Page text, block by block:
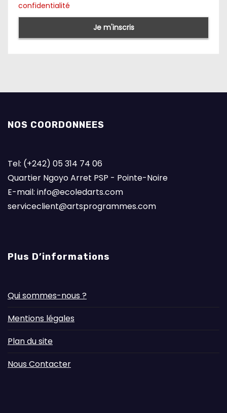
confidentialité
NOS COORDONNEES
Tel: (+242) 05 314 74 06
Quartier Ngoyo Arret PSP - Pointe-Noire
E-mail: info@ecoledarts.com
serviceclient@artsprogrammes.com
Plus D’informations
Qui sommes-nous ?
Mentions légales
Plan du site
Nous Contacter